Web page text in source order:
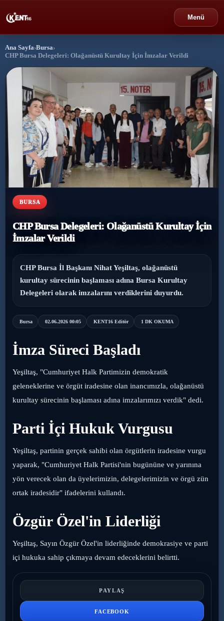
Menü
Bursa
›
Politika ›
Spor ›
Ekonomi ›
Eğitim
Dünya
Magazin
Sağlık
Yaşam
Ana Sayfa›Bursa›
CHP Bursa Delegeleri: Olağanüstü Kurultay İçin İmzalar Verildi
BURSA
CHP Bursa Delegeleri: Olağanüstü Kurultay İçin
İmzalar Verildi
CHP Bursa İl Başkanı Nihat Yeşiltaş, olağanüstü
kurultay sürecinin başlaması adına Bursa Kurultay
Delegeleri olarak imzalarını verdiklerini duyurdu.
Bursa 02.06.2026 00:05 KENT16 Editör 1 DK OKUMA
İmza Süreci Başladı
Yeşiltaş, "Cumhuriyet Halk Partimizin demokratik
geleneklerine ve örgüt iradesine olan inancımızla, olağanüstü
kurultay sürecinin başlaması adına imzalarımızı verdik" dedi.
Parti İçi Hukuk Vurgusu
Yeşiltaş, partinin gerçek sahibi olan örgütlerin iradesine vurgu
yaparak, "Cumhuriyet Halk Partisi'nin bugününe ve yarınına
yön verecek olan da üyelerimizin, delegelerimizin ve örgü zün
ortak iradesidir" ifadelerini kullandı.
Özgür Özel'in Liderliği
Yeşiltaş, Sayın Özgür Özel'in liderliğinde demokrasiye ve parti
içi hukuka sahip çıkmaya devam edeceklerini belirtti.
PAYLAŞ
FACEBOOK